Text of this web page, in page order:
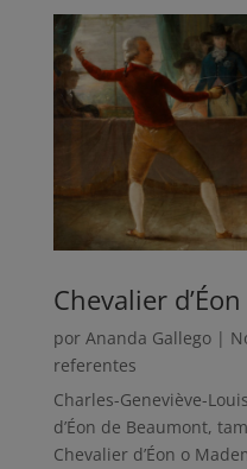
Chevalier d’Éon
por Ananda Gallego|
referentes
Charles-Geneviève-
d’Éon de Beaumont,
Chevalier d’Éon o